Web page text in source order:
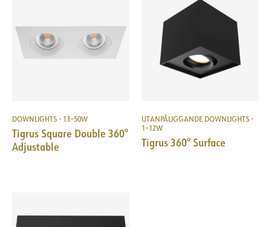
DOWNLIGHTS - 13–50W
Tigrus Square Double 360°
Adjustable
UTANPÅLIGGANDE DOWNLIGHTS -
1–12W
Tigrus 360° Surface